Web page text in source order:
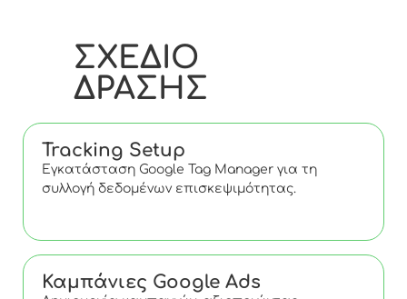
ΣΧΕΔΙΟ
ΔΡΑΣΗΣ
Tracking Setup
Εγκατάσταση Google Tag Manager για τη
συλλογή δεδομένων επισκεψιμότητας.
Καμπάνιες Google Ads